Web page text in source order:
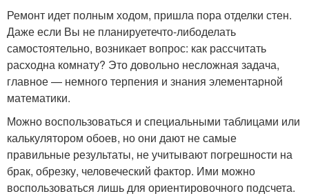
Ремонт идет полным ходом, пришла пора отделки стен.
Даже если Вы не планируетечто-либоделать
самостоятельно, возникает вопрос: как рассчитать
расходна комнату? Это довольно несложная задача,
главное — немного терпения и знания элементарной
математики.
Можно воспользоваться и специальными таблицами или
калькулятором обоев, но они дают не самые
правильные результаты, не учитывают погрешности на
брак, обрезку, человеческий фактор. Ими можно
воспользоваться лишь для ориентировочного подсчета.